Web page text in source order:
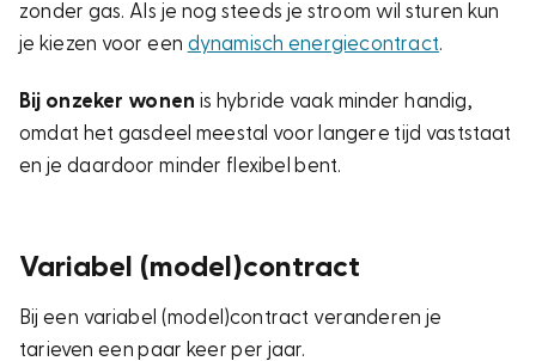
zonder gas. Als je nog steeds je stroom wil sturen kun
je kiezen voor een dynamisch energiecontract.
Bij onzeker wonen is hybride vaak minder handig,
omdat het gasdeel meestal voor langere tijd vaststaat
en je daardoor minder flexibel bent.
Variabel (model)contract
Bij een variabel (model)contract veranderen je
tarieven een paar keer per jaar.